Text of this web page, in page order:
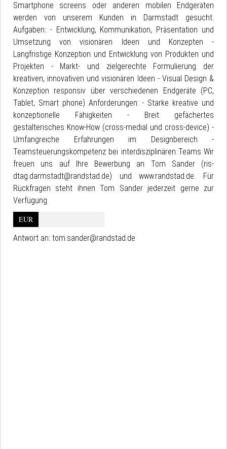
Smartphone screens oder anderen mobilen Endgeräten
werden von unserem Kunden in Darmstadt gesucht.
Aufgaben: - Entwicklung, Kommunikation, Präsentation und
Umsetzung von visionären Ideen und Konzepten -
Langfristige Konzeption und Entwicklung von Produkten und
Projekten - Markt- und zielgerechte Formulierung der
kreativen, innovativen und visionären Ideen - Visual Design &
Konzeption responsiv über verschiedenen Endgeräte (PC,
Tablet, Smart phone) Anforderungen: - Starke kreative und
konzeptionelle Fähigkeiten - Breit gefächertes
gestalterisches Know-How (cross-medial und cross-device) -
Umfangreiche Erfahrungen im Designbereich -
Teamsteuerungskompetenz bei interdisziplinären Teams Wir
freuen uns auf Ihre Bewerbung an Tom Sander (ris-
dtag.darmstadt@randstad.de) und www.randstad.de. Für
Rückfragen steht ihnen Tom Sander jederzeit gerne zur
Verfügung.
EUR
Antwort an: tom.sander@randstad.de